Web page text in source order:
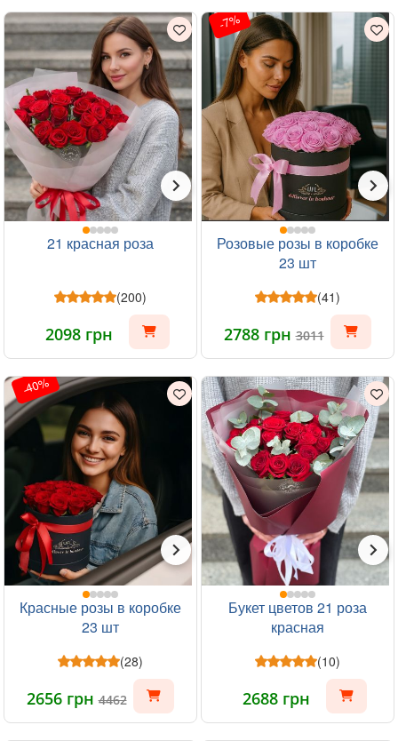
21 красная роза
(200)
2098 грн
-7%
Розовые розы в коробке
23 шт
(41)
2788 грн3011
-40%
Красные розы в коробке
23 шт
(28)
2656 грн4462
Букет цветов 21 роза
красная
(10)
2688 грн